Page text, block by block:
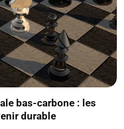
bas-carbone : les
durable